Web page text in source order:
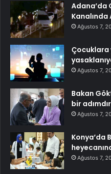
Adana’da
Kanalında
Ağustos 7,
Ağustos 7,
Bakan
bir adımdır
Ağustos 7,
Konya’da
Ağustos 7,